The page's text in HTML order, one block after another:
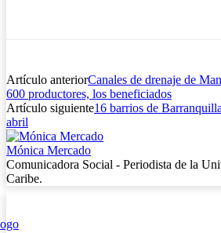
Artículo anteriorCanales de drenaje de
600 productores, los beneficiados
Artículo siguiente16 barrios de
abril
Mónica Mercado
Comunicadora Social - Periodista de la
Caribe.